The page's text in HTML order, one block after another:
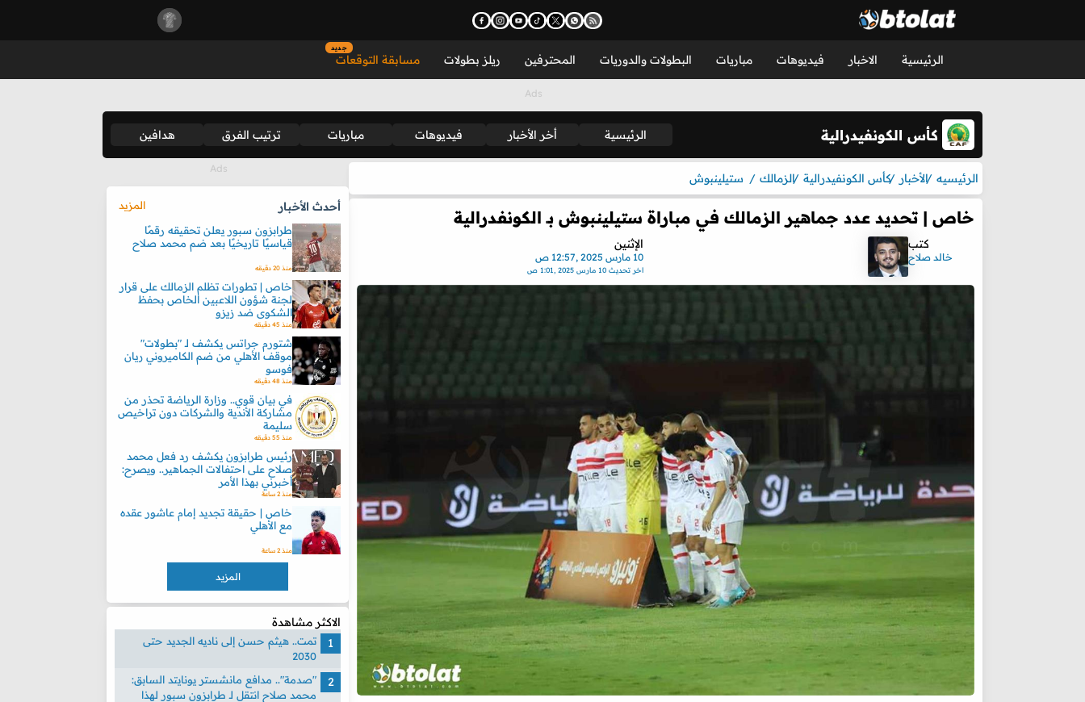
الرئيسية الاخبار فيديوهات مباريات البطولات والدوريات المحترفين ريلز بطولات مسابقة التوقعات
جديد
كأس الكونفيدرالية الرئيسية أخر الأخبار فيديوهات مباريات ترتيب الفرق هدافين
الرئيسيه الأخبار كأس الكونفيدرالية الزمالك ستيلينبوش
خاص | تحديد عدد جماهير الزمالك في مباراة ستيلينبوش بـ الكونفدرالية
كتب
خالد صلاح
الإثنين
10 مارس 2025 ,12:57 ص
اخر تحديث 10 مارس 2025 ,1:01 ص
أحدث الأخبار
المزيد
طرابزون سبور يعلن تحقيقه رقمًا
قياسيًا تاريخيًا بعد ضم محمد صلاح
منذ 20 دقيقه
خاص | تطورات تظلم الزمالك على قرار
لجنة شؤون اللاعبين الخاص بحفظ
الشكوى ضد زيزو
منذ 45 دقيقه
شتورم جراتس يكشف لـ "بطولات"
موقف الأهلي من ضم الكاميروني ريان
فوسو
منذ 48 دقيقه
في بيان قوي.. وزارة الرياضة تحذر من
مشاركة الأندية والشركات دون تراخيص
سليمة
منذ 55 دقيقه
رئيس طرابزون يكشف رد فعل محمد
صلاح على احتفالات الجماهير.. ويصرح:
أخبرني بهذا الأمر
منذ 2 ساعة
خاص | حقيقة تجديد إمام عاشور عقده
مع الأهلي
منذ 2 ساعة
المزيد
الاكثر مشاهدة
تمت.. هيثم حسن إلى ناديه الجديد حتى
2030
"صدمة".. مدافع مانشستر يونايتد السابق:
محمد صلاح انتقل لـ طرابزون سبور لهذا